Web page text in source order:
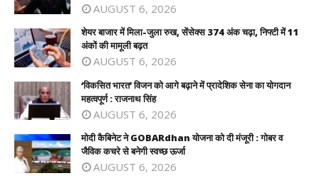
AUGUST 6, 2026
शेयर बाजार में मिला-जुला रुख, सेंसेक्स 374 अंक चढ़ा, निफ्टी में 11
अंकों की मामूली बढ़त
AUGUST 6, 2026
‘विकसित भारत’ विजन को आगे बढ़ाने में प्रादेशिक सेना का योगदान
महत्वपूर्ण : राजनाथ सिंह
AUGUST 6, 2026
मोदी कैबिनेट ने GOBARdhan योजना को दी मंजूरी : गोबर व
जैविक कचरे से बनेगी स्वच्छ ऊर्जा
AUGUST 6, 2026